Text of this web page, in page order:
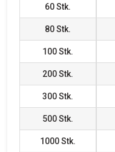
60Stk.
80Stk.
100Stk.
200Stk.
300Stk.
500Stk.
1000Stk.